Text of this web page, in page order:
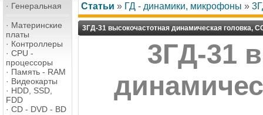
· Генеральная
· Материнские
платы
· Контроллеры
· CPU -
процессоры
· Память - RAM
· Видеокарты
· HDD, SSD,
FDD
· CD - DVD - BD
Статьи » ГД - динамики, микрофоны »
3ГД-31 высокочастотная динамическая головка,
3ГД-31